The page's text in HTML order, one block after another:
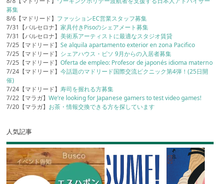
募集
8/6【マドリード】 ファッションEC営業スタッフ募集
7/31【バルセロナ】家具付きPisoのシェアメート募集
7/31【バルセロナ】美術系アーティストに最適なスタジオ賃貸
7/25【マドリード】Se alquila apartamento exterior en zona Pacifico
7/25【マドリード】 シェアハウス・ピソ 9月からの入居者募集
7/25【マドリード】Oferta de empleo: Profesor de japonés idioma materno
7/24【マドリード】今話題のマドリード国際交流ピクニック第4弾！(25日開
催)
7/24【マドリード】寿司を握れる方募集
7/22【マラガ】We’re looking for Japanese gamers to test video games!
7/20【マラガ】 お茶・情報交換できる方を探しています
人気記事